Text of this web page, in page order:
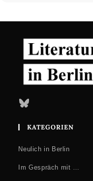
Bluesky
KATEGORIEN
Neulich in Berlin
Im Gespräch mit …